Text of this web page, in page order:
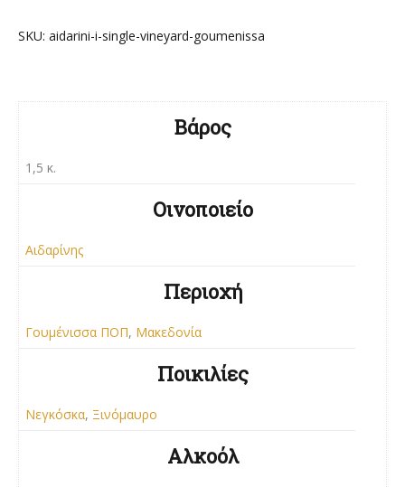
SKU: aidarini-i-single-vineyard-goumenissa
Βάρος
1,5 κ.
Οινοποιείο
Αιδαρίνης
Περιοχή
Γουμένισσα ΠΟΠ, Μακεδονία
Ποικιλίες
Νεγκόσκα, Ξινόμαυρο
Αλκοόλ